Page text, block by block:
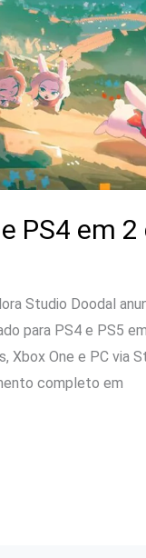
PS4 em
Studio Doodal
para PS4 e PS5
Xbox One e PC via
completo em